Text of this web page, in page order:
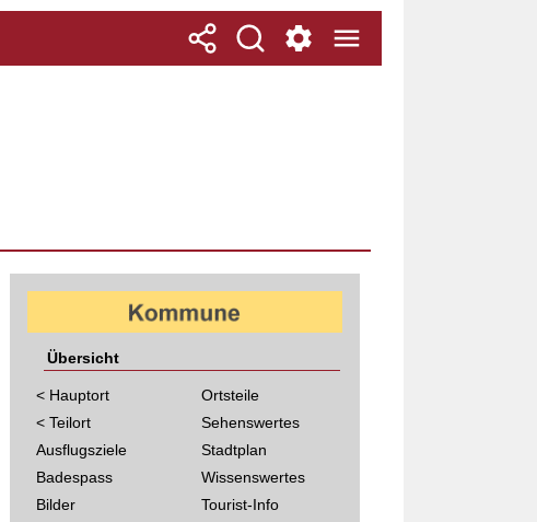
Übersicht
< Hauptort
< Teilort
Ausflugsziele
Badespass
Bilder
Ortsteile
Sehenswertes
Stadtplan
Wissenswertes
Tourist-Info